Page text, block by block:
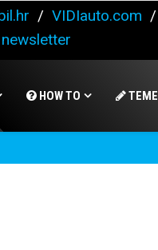
/ VIDIauto.com /
HOW TO TEME